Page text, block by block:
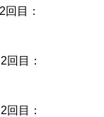
目：
回目：
回目：